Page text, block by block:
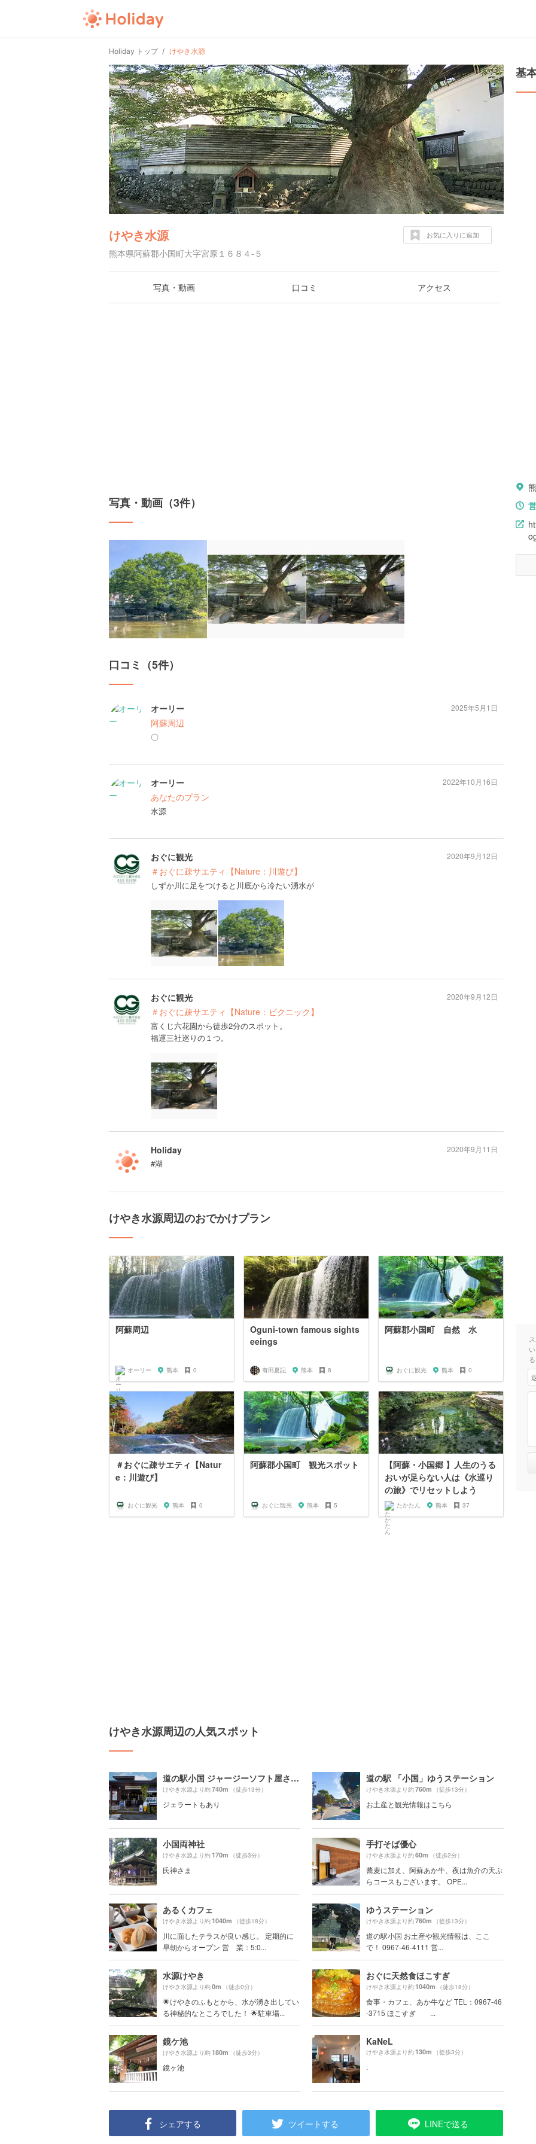
Holiday トップ けやき水源
けやき水源
熊本県阿蘇郡小国町大字宮原１６８４-５
お気に入りに追加
写真・動画 口コミ アクセス
写真・動画（3件）
口コミ（5件）
オーリー
阿蘇周辺
〇
2025年5月1日
オーリー
あなたのプラン
水源
2022年10月16日
おぐに観光
＃おぐに疎サエティ【Nature：川遊び】
しずか川に足をつけると川底から冷たい湧水が
2020年9月12日
おぐに観光
＃おぐに疎サエティ【Nature：ピクニック】
富くじ六花園から徒歩2分のスポット。
福運三社巡りの１つ。
2020年9月12日
Holiday
#湖
2020年9月11日
けやき水源周辺のおでかけプラン
阿蘇周辺
オーリー 熊本 0
Oguni-town famous sights
eeings
有田夏記 熊本 8
阿蘇郡小国町 自然 水
おぐに観光 熊本 0
＃おぐに疎サエティ【Natur
e：川遊び】
おぐに観光 熊本 0
阿蘇郡小国町 観光スポット
おぐに観光 熊本 5
【阿蘇・小国郷 】人生のうる
おいが足らない人は《水巡り
の旅》でリセットしよう
たかたん 熊本 37
けやき水源周辺の人気スポット
道の駅小国 ジャージーソフト屋さん OGUNIYA JERSEY
けやき水源より約740m （徒歩13分）
ジェラートもあり
道の駅 「小国」ゆうステーション
けやき水源より約760m （徒歩13分）
お土産と観光情報はこちら
小国両神社
けやき水源より約170m （徒歩3分）
氏神さま
手打そば優心
けやき水源より約60m （徒歩2分）
蕎麦に加え、阿蘇あか牛、夜は魚介の天ぷ
らコースもございます。 OPE...
あるくカフェ
けやき水源より約1040m （徒歩18分）
川に面したテラスが良い感じ。 定期的に
早朝からオープン 営 業：5:0...
ゆうステーション
けやき水源より約760m （徒歩13分）
道の駅小国 お土産や観光情報は、ここ
で！ 0967-46-4111 営...
水源けやき
けやき水源より約0m （徒歩0分）
🌟けやきのふもとから、水が湧き出してい
る神秘的なところでした！ 🌟駐車場...
おぐに天然食ほこすぎ
けやき水源より約1040m （徒歩18分）
食事・カフェ、あか牛など TEL：0967-46
-3715 ほこすぎ ...
鏡ケ池
けやき水源より約180m （徒歩3分）
鏡ヶ池
KaNeL
けやき水源より約130m （徒歩3分）
.
シェアする ツイートする LINEで送る
基